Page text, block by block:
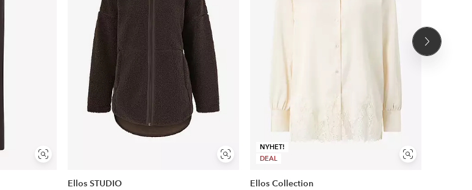
Visa
liknande
Visa
liknande
Ellos STUDIO
NYHET!
DEAL
Visa
liknande
Ellos Collection
Nästa
produkt